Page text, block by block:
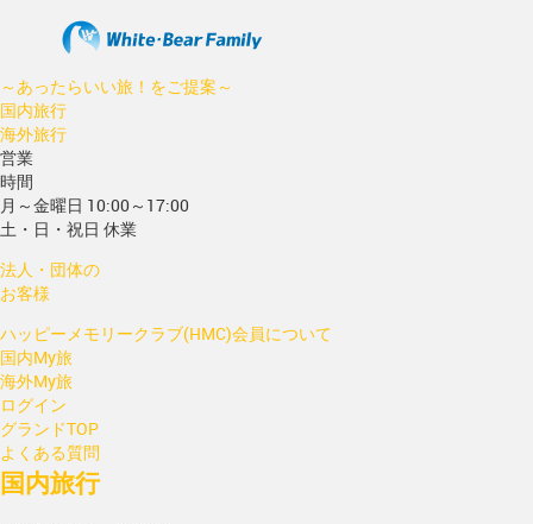
～あったらいい旅！をご提案～
国内旅行
海外旅行
営業
時間
月～金曜日 10:00～17:00
土・日・祝日 休業
法人・団体の
お客様
ハッピーメモリークラブ(HMC)会員について
国内My旅
海外My旅
ログイン
グランドTOP
よくある質問
国内旅行